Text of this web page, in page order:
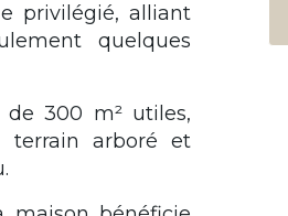
privilégié, alliant
quelques
300 m² utiles,
terrain arboré et